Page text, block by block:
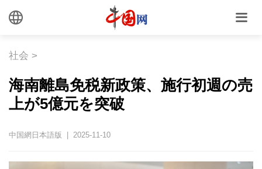
社会 >
海南離島免税新政策、施行初週の売
上が5億元を突破
中国網日本語版 | 2025-11-10